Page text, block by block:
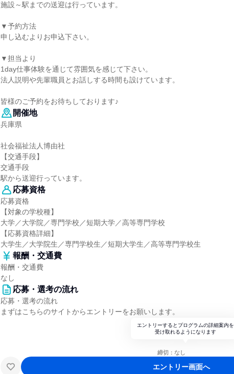
施設～駅までの送迎は行っています。
▼予約方法
申し込むよりお申込下さい。
▼担当より
1day仕事体験を通じて雰囲気を感じて下さい。
法人説明や先輩職員とお話しする時間も設けています。
皆様のご予約をお待ちしております♪
開催地
兵庫県
社会福祉法人博由社
【交通手段】
交通手段
駅から送迎行っています。
応募資格
応募資格
【対象の学校種】
大学／大学院／専門学校／短期大学／高等専門学校
【応募資格詳細】
大学生／大学院生／専門学校生／短期大学生／高等専門学校生
報酬・交通費
報酬・交通費
なし
応募・選考の流れ
応募・選考の流れ
まずはこちらのサイトからエントリーをお願いします。
エントリーするとプログラムの詳細案内を
受け取れるようになります
締切：なし
エントリー画面へ